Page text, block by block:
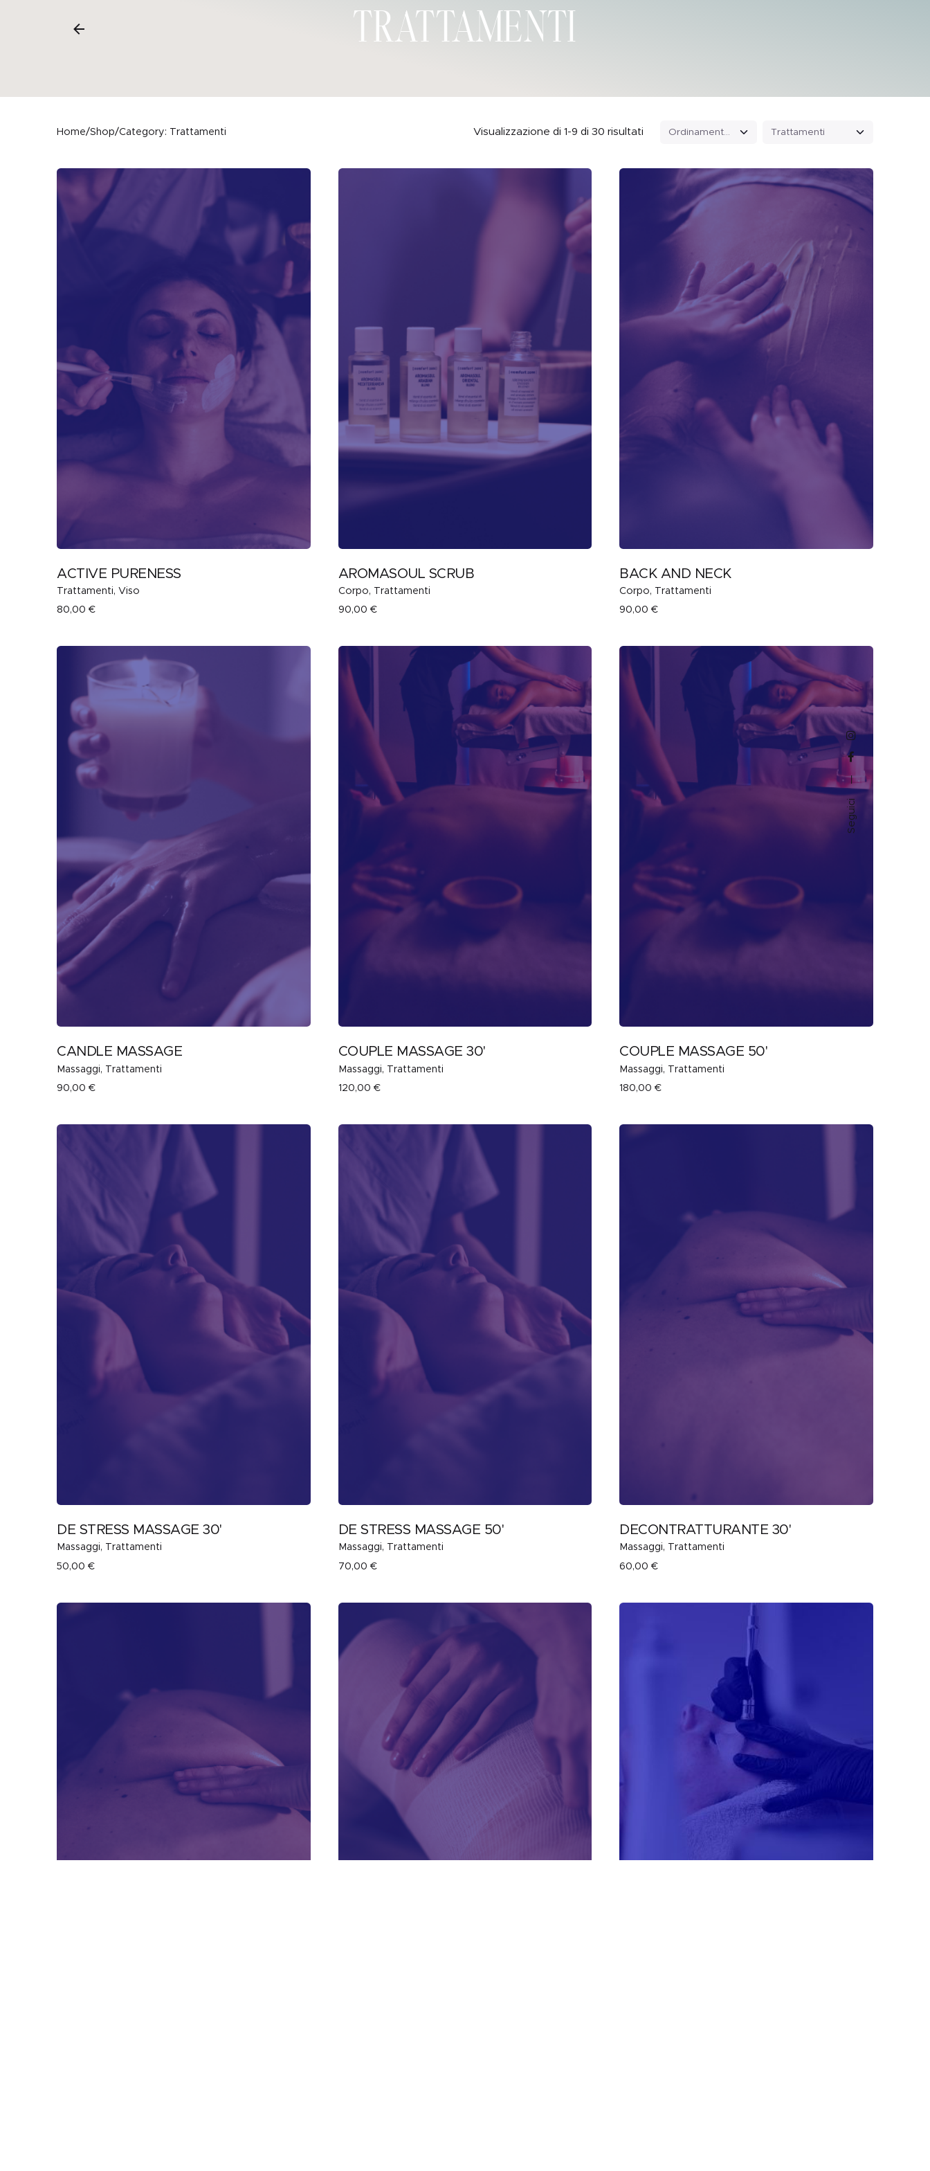
Seguici
—
trattamenti
Home/Shop/Category: Trattamenti Visualizzazione di 1-9 di 30 risultati
ACTIVE PURENESS
Trattamenti Viso
80,00 €
AROMASOUL SCRUB
Corpo
Trattamenti
90,00 €
BACK AND NECK
Corpo
Trattamenti
90,00€
CANDLE MASSAGE
Massaggi
Trattamenti
90,00 €
COUPLE MASSAGE 30'
Massaggi
Trattamenti
120,00 €
COUPLE MASSAGE 50'
Massaggi
Trattamenti
180,00€
DE STRESS MASSAGE 30'
Massaggi
Trattamenti
50,00 €
DE STRESS MASSAGE 50'
Massaggi
Trattamenti
70,00 €
DECONTRATTURANTE 30'
Massaggi
Trattamenti
60,00€